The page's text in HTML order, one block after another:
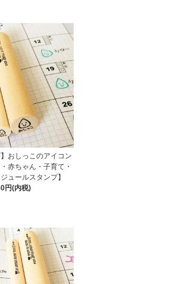
】おしっこのアイコン
赤ちゃん・子育て・
ュールスタンプ】
円(内税)